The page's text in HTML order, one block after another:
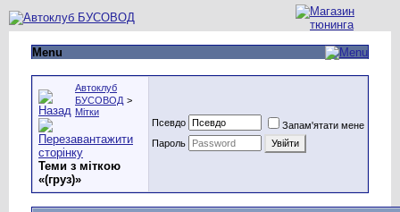
Menu
Автоклуб
БУСОВОД >
Мітки
Теми з міткою
«(груз)»
Псевдо
Запам'ятати мене
Пароль